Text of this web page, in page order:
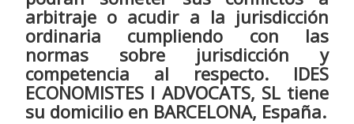
arbitraje o acudir a la jurisdicción
ordinaria cumpliendo con las
normas sobre jurisdicción y
competencia al respecto. IDES
ECONOMISTES I ADVOCATS, SL tiene
su domicilio en BARCELONA, España.